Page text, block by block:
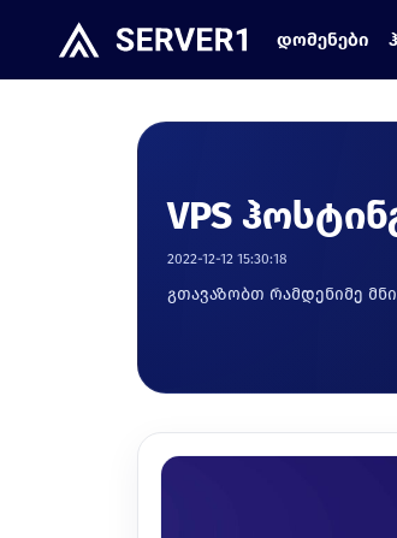
დომენები
VPS
2022-12-12 15:30:18
გთავაზობთ რამდენიმე